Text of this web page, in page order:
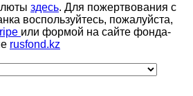
здесь. Для пожертвования с
воспользуйтесь, пожалуйста,
или формой на сайте фонда-
rusfond.kz